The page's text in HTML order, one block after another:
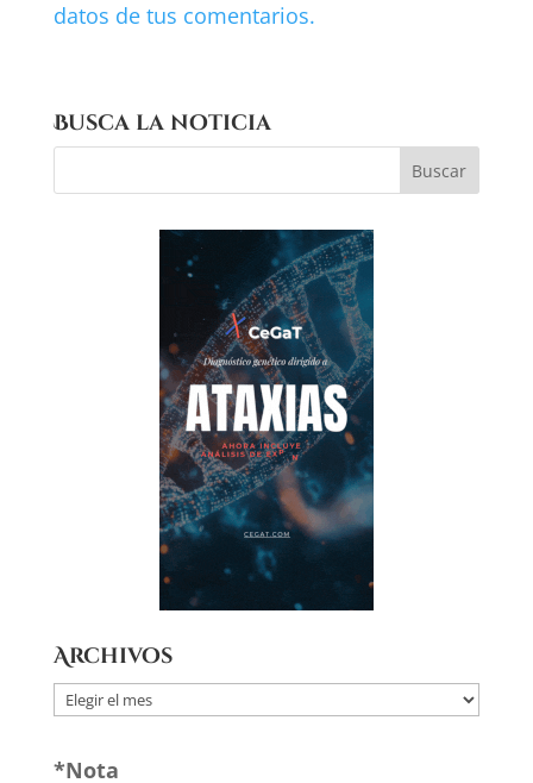
datos de tus comentarios.
Busca la noticia
Archivos
Archivos
*Nota